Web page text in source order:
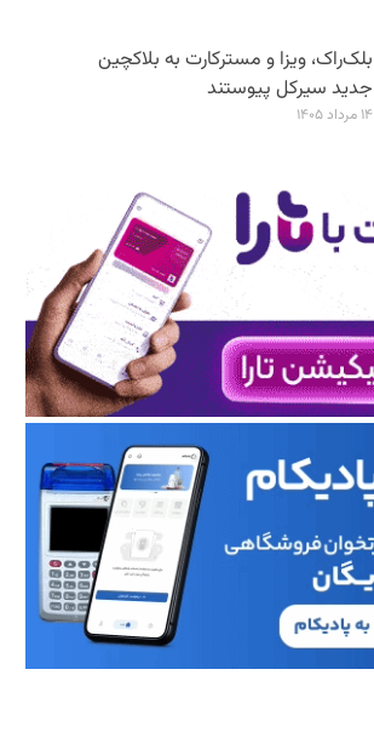
بلک‌راک، ویزا و مسترکارت به بلاکچین
جدید سیرکل پیوستند
۱۴ مرداد ۱۴۰۵